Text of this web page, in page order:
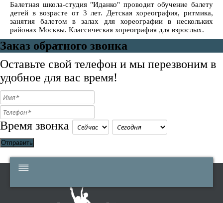
Балетная школа-студия "Иданко" проводит обучение балету
детей в возрасте от 3 лет. Детская хореография, ритмика,
занятия балетом в залах для хореографии в нескольких
районах Москвы. Классическая хореография для взрослых.
Заказ обратного звонка
Оставьте свой телефон и мы перезвоним в
удобное для вас время!
Время звонка
Отправить